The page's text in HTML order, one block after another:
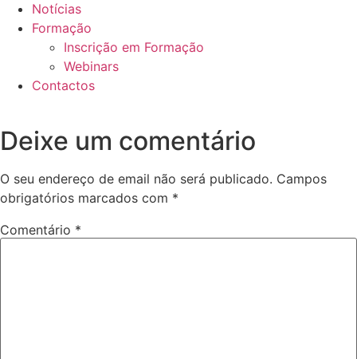
Notícias
Formação
Inscrição em Formação
Webinars
Contactos
Deixe um comentário
O seu endereço de email não será publicado. Campos
obrigatórios marcados com *
Comentário *